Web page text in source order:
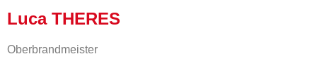
Luca THERES
Oberbrandmeister